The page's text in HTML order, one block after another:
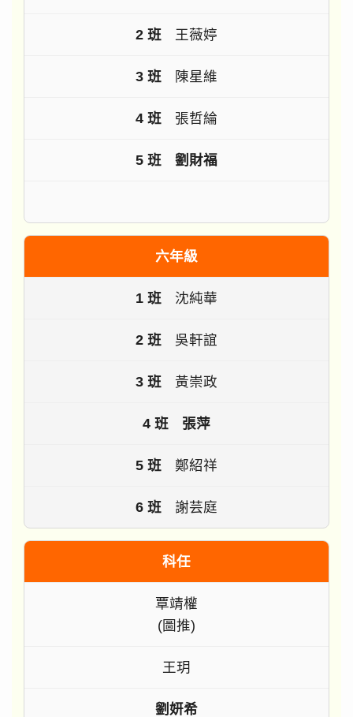
王薇婷
陳星維
張哲綸
劉財福
六年級
沈純華
吳軒誼
黃崇政
張萍
鄭紹祥
謝芸庭
科任
覃靖權
(圖推)
王玥
劉妍希